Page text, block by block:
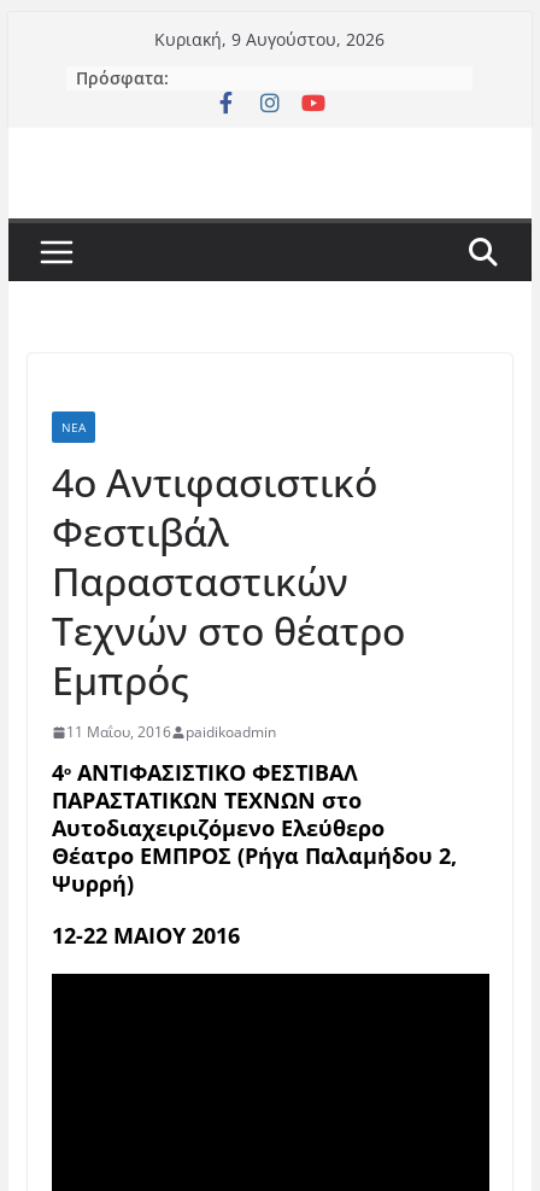
περιεχόμενο
Κυριακή, 9 Αυγούστου, 2026
Πρόσφατα:
ΝΈΑ
4o Αντιφασιστικό
Φεστιβάλ
Παρασταστικών
Τεχνών στο θέατρο
Εμπρός
11 Μαΐου, 2016 paidikoadmin
4οΑΝΤΙΦΑΣΙΣΤΙΚΟ ΦΕΣΤΙΒΑΛ
ΠΑΡΑΣΤΑΤΙΚΩΝ ΤΕΧΝΩΝ στο
Αυτοδιαχειριζόμενο Ελεύθερο
Θέατρο ΕΜΠΡΟΣ (Ρήγα Παλαμήδου 2,
Ψυρρή)
12-22 ΜΑΙΟΥ 2016